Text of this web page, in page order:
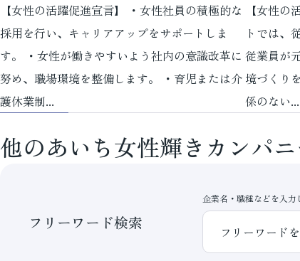
【女性の活躍促進宣言】 ・女性社員の積極的な
採用を行い、キャリアアップをサポートしま
す。 ・女性が働きやすいよう社内の意識改革に
努め、職場環境を整備します。 ・育児または介
護休業制...
【女性
トでは、
従業員が
境づくり
係のない...
他のあいち女性輝きカンパ
フリーワード検索
企業名・職種などを入